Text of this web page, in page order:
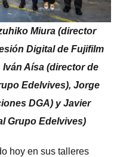
Miura (director
Digital de Fujifilm
Aísa (director de
Edelvives), Jorge
DGA) y Javier
Grupo Edelvives)
hoy en sus talleres